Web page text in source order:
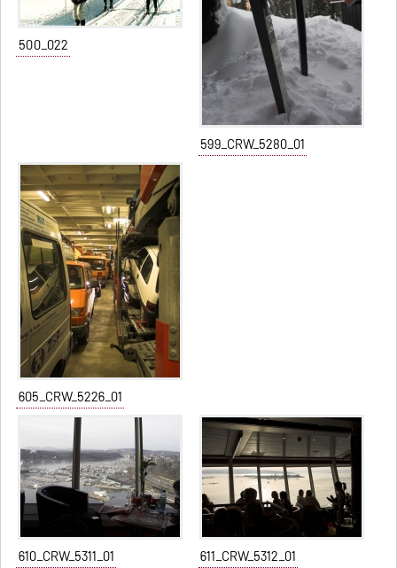
500_022
599_CRW_5280_01
605_CRW_5226_01
610_CRW_5311_01 611_CRW_5312_01